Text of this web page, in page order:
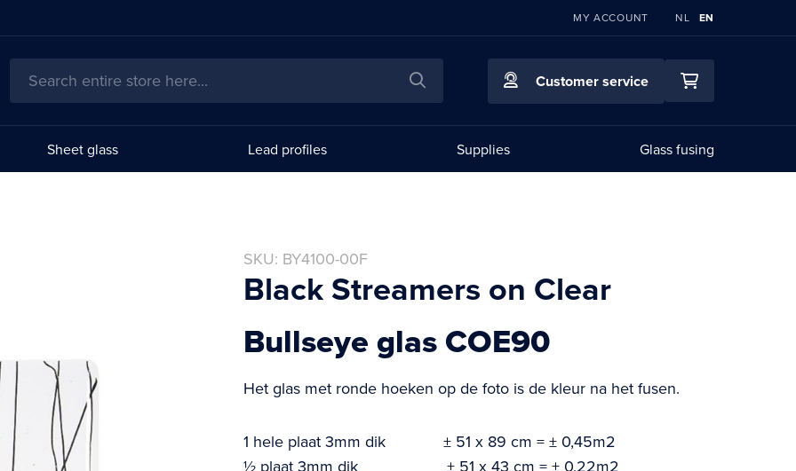
MY ACCOUNT LANGUAGE
NL EN
My Cart
Search
Customer service
Sheet glass Lead profiles Supplies Glass fusing
SKU BY4100-00F
Black Streamers on Clear
Bullseye glas COE90
Het glas met ronde hoeken op de foto is de kleur na het fusen.
1 hele plaat 3mm dik ± 51 x 89 cm = ± 0,45m2
½ plaat 3mm dik ± 51 x 43 cm = ± 0,22m2